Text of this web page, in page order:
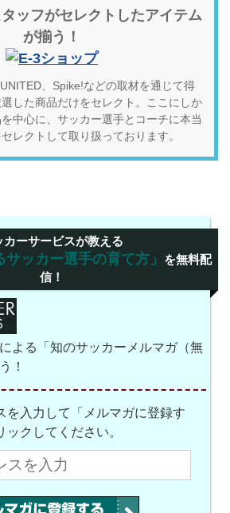
ッフがセレクトしたアイテム
が揃う！
、Spike!などの取材を通じて得
した商品だけをセレクト。ここにしか
中心に、サッカー選手とコーチに本当
レクトして取り扱っております。
カーサービスが教える
サッカー選手の育て方」
を無料配
信！
よる「知のサッカーメルマガ（無
！
入力して「メルマガに登録す
ックしてください。